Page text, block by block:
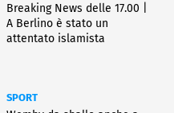
Breaking News delle 17.00 |
A Berlino è stato un
attentato islamista
SPORT